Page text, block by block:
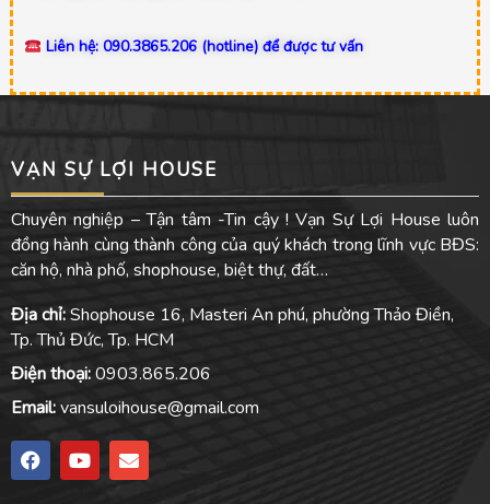
Liên hệ: 090.3865.206 (hotline) để được tư vấn
VẠN SỰ LỢI HOUSE
Chuyên nghiệp – Tận tâm -Tin cậy ! Vạn Sự Lợi House luôn
đồng hành cùng thành công của quý khách trong lĩnh vực BĐS:
căn hộ, nhà phố, shophouse, biệt thự, đất…
Địa chỉ:Shophouse 16, Masteri An phú, phường Thảo Điền,
Tp. Thủ Đức, Tp. HCM
Điện thoại:0903.865.206
Email:vansuloihouse@gmail.com
F
a
c
Y
o
u
E
n
v